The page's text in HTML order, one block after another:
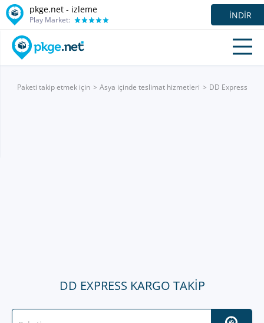
pkge.net - izleme
Play Market: İNDIR
Paketi takip etmek için Asya içinde teslimat hizmetleri DD Express
DD EXPRESS KARGO TAKIP